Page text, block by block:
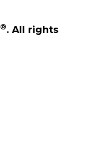
®. All rights